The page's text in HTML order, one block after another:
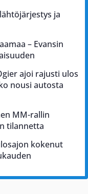
ja
– Evansin
ajoi rajusti ulos
nousi autosta
MM-rallin
tilannetta
kokenut